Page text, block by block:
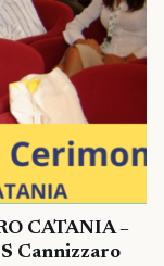
CATANIA –
Cannizzaro